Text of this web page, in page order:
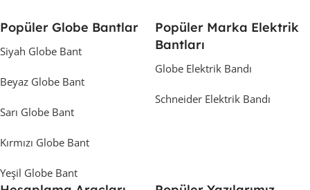
Popüler Globe Bantlar
Siyah Globe Bant
Beyaz Globe Bant
Sarı Globe Bant
Kırmızı Globe Bant
Yeşil Globe Bant
Popüler Marka Elektrik
Bantları
Globe Elektrik Bandı
Schneider Elektrik Bandı